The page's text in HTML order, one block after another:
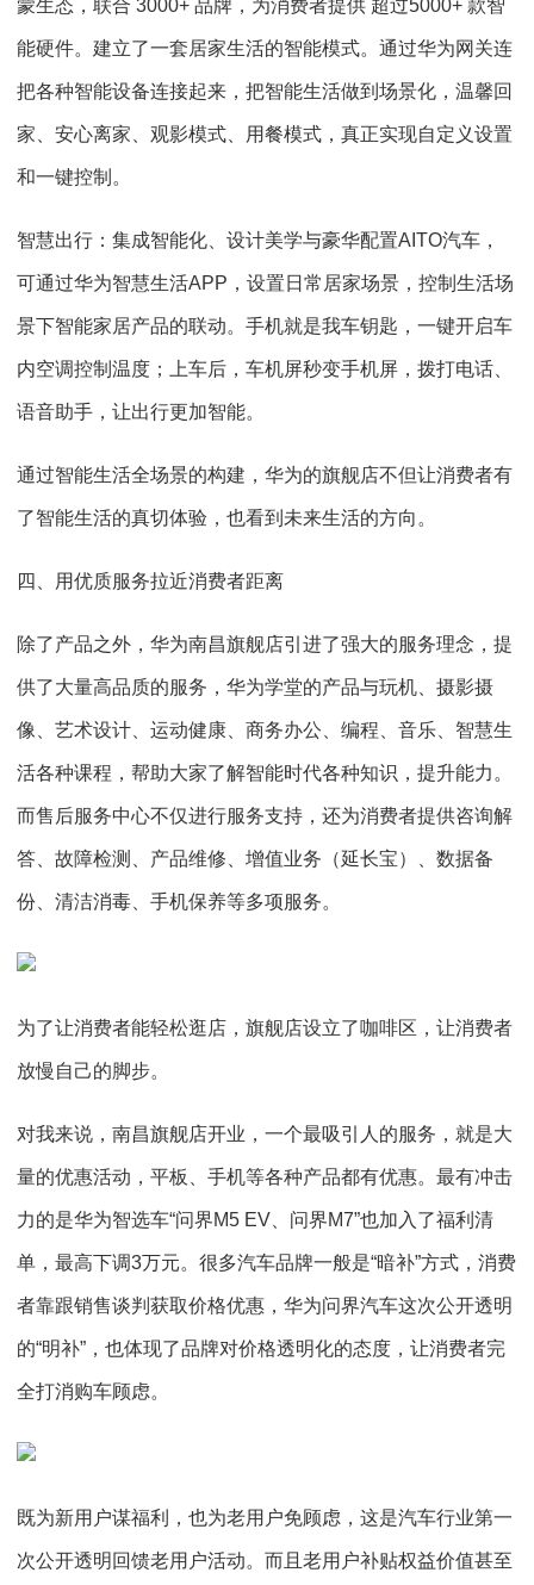
蒙生态，联合 3000+ 品牌，为消费者提供 超过5000+ 款智
能硬件。建立了一套居家生活的智能模式。通过华为网关连
把各种智能设备连接起来，把智能生活做到场景化，温馨回
家、安心离家、观影模式、用餐模式，真正实现自定义设置
和一键控制。
智慧出行：集成智能化、设计美学与豪华配置AITO汽车，
可通过华为智慧生活APP，设置日常居家场景，控制生活场
景下智能家居产品的联动。手机就是我车钥匙，一键开启车
内空调控制温度；上车后，车机屏秒变手机屏，拨打电话、
语音助手，让出行更加智能。
通过智能生活全场景的构建，华为的旗舰店不但让消费者有
了智能生活的真切体验，也看到未来生活的方向。
四、用优质服务拉近消费者距离
除了产品之外，华为南昌旗舰店引进了强大的服务理念，提
供了大量高品质的服务，华为学堂的产品与玩机、摄影摄
像、艺术设计、运动健康、商务办公、编程、音乐、智慧生
活各种课程，帮助大家了解智能时代各种知识，提升能力。
而售后服务中心不仅进行服务支持，还为消费者提供咨询解
答、故障检测、产品维修、增值业务（延长宝）、数据备
份、清洁消毒、手机保养等多项服务。
为了让消费者能轻松逛店，旗舰店设立了咖啡区，让消费者
放慢自己的脚步。
对我来说，南昌旗舰店开业，一个最吸引人的服务，就是大
量的优惠活动，平板、手机等各种产品都有优惠。最有冲击
力的是华为智选车“问界M5 EV、问界M7”也加入了福利清
单，最高下调3万元。很多汽车品牌一般是“暗补”方式，消费
者靠跟销售谈判获取价格优惠，华为问界汽车这次公开透明
的“明补”，也体现了品牌对价格透明化的态度，让消费者完
全打消购车顾虑。
既为新用户谋福利，也为老用户免顾虑，这是汽车行业第一
次公开透明回馈老用户活动。而且老用户补贴权益价值甚至